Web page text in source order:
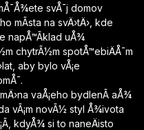
svÅ¯j domov
mÃ­sta na svÄ›tÄ›, kde
napÅ™Ã­klad uÅ¾
chytrÃ½m spotÅ™ebiÄÅ¯m
aby bylo vÅ¡e
vaÅ¡eho bydlenÃ­ aÅ¾
vÃ¡m novÃ½ styl Å¾ivota
kdyÅ¾ si to naneÄisto